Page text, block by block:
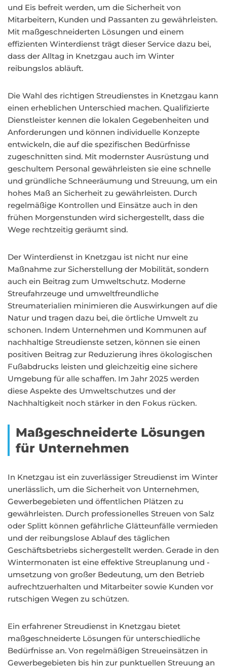
und Eis befreit werden, um die Sicherheit von
Mitarbeitern, Kunden und Passanten zu gewährleisten.
Mit maßgeschneiderten Lösungen und einem
effizienten Winterdienst trägt dieser Service dazu bei,
dass der Alltag in Knetzgau auch im Winter
reibungslos abläuft.
Die Wahl des richtigen Streudienstes in Knetzgau kann
einen erheblichen Unterschied machen. Qualifizierte
Dienstleister kennen die lokalen Gegebenheiten und
Anforderungen und können individuelle Konzepte
entwickeln, die auf die spezifischen Bedürfnisse
zugeschnitten sind. Mit modernster Ausrüstung und
geschultem Personal gewährleisten sie eine schnelle
und gründliche Schneeräumung und Streuung, um ein
hohes Maß an Sicherheit zu gewährleisten. Durch
regelmäßige Kontrollen und Einsätze auch in den
frühen Morgenstunden wird sichergestellt, dass die
Wege rechtzeitig geräumt sind.
Der Winterdienst in Knetzgau ist nicht nur eine
Maßnahme zur Sicherstellung der Mobilität, sondern
auch ein Beitrag zum Umweltschutz. Moderne
Streufahrzeuge und umweltfreundliche
Streumaterialien minimieren die Auswirkungen auf die
Natur und tragen dazu bei, die örtliche Umwelt zu
schonen. Indem Unternehmen und Kommunen auf
nachhaltige Streudienste setzen, können sie einen
positiven Beitrag zur Reduzierung ihres ökologischen
Fußabdrucks leisten und gleichzeitig eine sichere
Umgebung für alle schaffen. Im Jahr 2025 werden
diese Aspekte des Umweltschutzes und der
Nachhaltigkeit noch stärker in den Fokus rücken.
Maßgeschneiderte Lösungen
für Unternehmen
In Knetzgau ist ein zuverlässiger Streudienst im Winter
unerlässlich, um die Sicherheit von Unternehmen,
Gewerbegebieten und öffentlichen Plätzen zu
gewährleisten. Durch professionelles Streuen von Salz
oder Splitt können gefährliche Glätteunfälle vermieden
und der reibungslose Ablauf des täglichen
Geschäftsbetriebs sichergestellt werden. Gerade in den
Wintermonaten ist eine effektive Streuplanung und -
umsetzung von großer Bedeutung, um den Betrieb
aufrechtzuerhalten und Mitarbeiter sowie Kunden vor
rutschigen Wegen zu schützen.
Ein erfahrener Streudienst in Knetzgau bietet
maßgeschneiderte Lösungen für unterschiedliche
Bedürfnisse an. Von regelmäßigen Streueinsätzen in
Gewerbegebieten bis hin zur punktuellen Streuung an